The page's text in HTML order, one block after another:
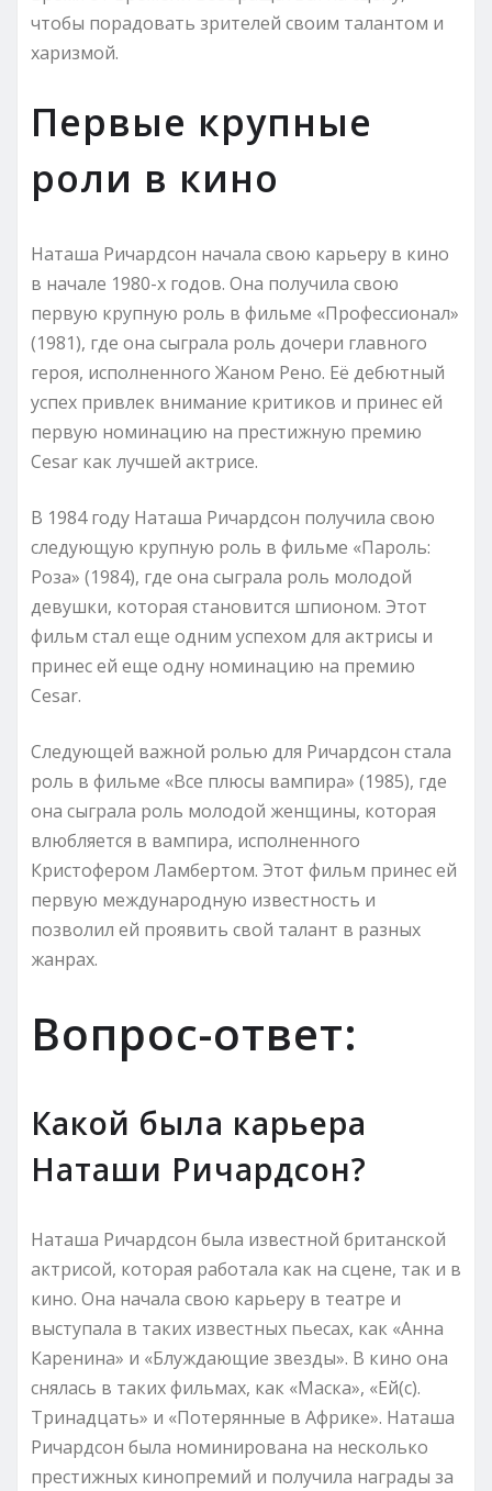
чтобы порадовать зрителей своим талантом и
харизмой.
Первые крупные
роли в кино
Наташа Ричардсон начала свою карьеру в кино
в начале 1980-х годов. Она получила свою
первую крупную роль в фильме «Профессионал»
(1981), где она сыграла роль дочери главного
героя, исполненного Жаном Рено. Её дебютный
успех привлек внимание критиков и принес ей
первую номинацию на престижную премию
Cesar как лучшей актрисе.
В 1984 году Наташа Ричардсон получила свою
следующую крупную роль в фильме «Пароль:
Роза» (1984), где она сыграла роль молодой
девушки, которая становится шпионом. Этот
фильм стал еще одним успехом для актрисы и
принес ей еще одну номинацию на премию
Cesar.
Следующей важной ролью для Ричардсон стала
роль в фильме «Все плюсы вампира» (1985), где
она сыграла роль молодой женщины, которая
влюбляется в вампира, исполненного
Кристофером Ламбертом. Этот фильм принес ей
первую международную известность и
позволил ей проявить свой талант в разных
жанрах.
Вопрос-ответ:
Какой была карьера
Наташи Ричардсон?
Наташа Ричардсон была известной британской
актрисой, которая работала как на сцене, так и в
кино. Она начала свою карьеру в театре и
выступала в таких известных пьесах, как «Анна
Каренина» и «Блуждающие звезды». В кино она
снялась в таких фильмах, как «Маска», «Ей(с).
Тринадцать» и «Потерянные в Африке». Наташа
Ричардсон была номинирована на несколько
престижных кинопремий и получила награды за